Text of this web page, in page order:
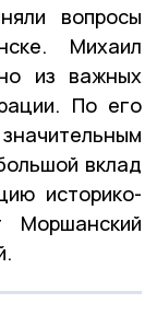
вопросы
Михаил
из важных
По его
вклад
историко-
Моршанский